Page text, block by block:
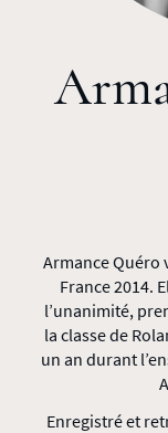
Armance Quéro
France 2014.
l’unanimité,
la classe de
un an durant
Enregistré et